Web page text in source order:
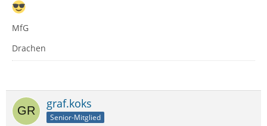
MfG
Drachen
graf.koks
Senior-Mitglied